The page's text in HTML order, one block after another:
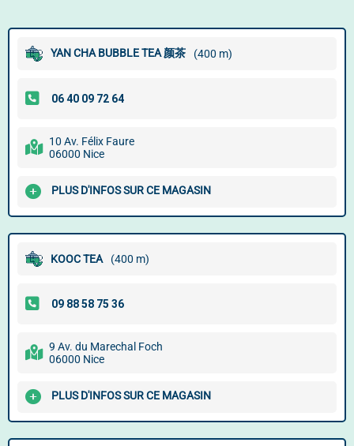
YAN CHA BUBBLE TEA 颜茶 (400 m)
10 Av. Félix Faure
06000 Nice
PLUS D'INFOS SUR CE MAGASIN
KOOC TEA (400 m)
9 Av. du Marechal Foch
06000 Nice
PLUS D'INFOS SUR CE MAGASIN